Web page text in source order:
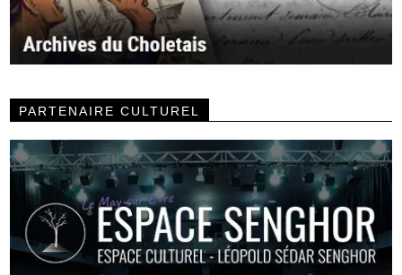
PARTENAIRE CULTUREL